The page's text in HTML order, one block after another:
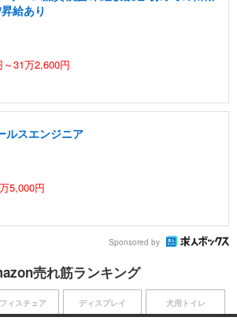
給あり
31万2,600円
ルスエンジニア
5,000円
Sponsored by
売れ筋ランキング
ィスチェア ディスプレイ 犬用トイレ